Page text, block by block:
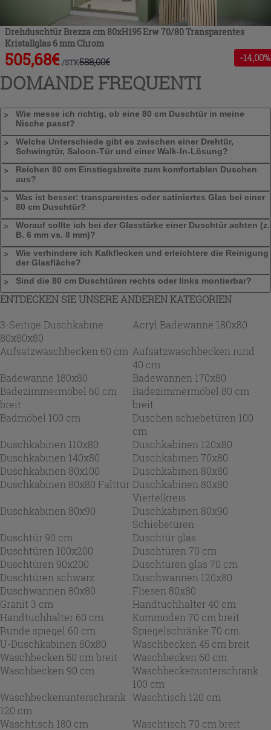
Drehduschtür Brezza cm 80xH195 Erw 70/80 Transparentes
Kristallglas 6 mm Chrom
505,68€ /STK588,00€ -14,00%
DOMANDE FREQUENTI
Wie messe ich richtig, ob eine 80 cm Duschtür in meine
Nische passt?
Welche Unterschiede gibt es zwischen einer Drehtür,
Schwingtür, Saloon-Tür und einer Walk-In-Lösung?
Reichen 80 cm Einstiegsbreite zum komfortablen Duschen
aus?
Was ist besser: transparentes oder satiniertes Glas bei einer
80 cm Duschtür?
Worauf sollte ich bei der Glasstärke einer Duschtür achten (z.
B. 6 mm vs. 8 mm)?
Wie verhindere ich Kalkflecken und erleichtere die Reinigung
der Glasfläche?
Sind die 80 cm Duschtüren rechts oder links montierbar?
ENTDECKEN SIE UNSERE ANDEREN KATEGORIEN
3-Seitige Duschkabine
80x80x80
Acryl Badewanne 180x80
Aufsatzwaschbecken 60 cm Aufsatzwaschbecken rund
40 cm
Badewanne 180x80
Badewannen 170x80
Badezimmermöbel 60 cm
breit
Badezimmermöbel 80 cm
breit
Badmöbel 100 cm
Duschen schiebetüren 100
cm
Duschkabinen 110x80
Duschkabinen 120x80
Duschkabinen 140x80
Duschkabinen 70x80
Duschkabinen 80x100
Duschkabinen 80x80
Duschkabinen 80x80 Falttür Duschkabinen 80x80
Viertelkreis
Duschkabinen 80x90
Duschkabinen 80x90
Schiebetüren
Duschtür 90 cm
Duschtür glas
Duschtüren 100x200
Duschtüren 70 cm
Duschtüren 90x200
Duschtüren glas 70 cm
Duschtüren schwarz
Duschwannen 120x80
Duschwannen 80x80
Fliesen 80x80
Granit 3 cm
Handtuchhalter 40 cm
Handtuchhalter 60 cm
Kommoden 70 cm breit
Runde spiegel 60 cm
Spiegelschränke 70 cm
U-Duschkabinen 80x80
Waschbecken 45 cm breit
Waschbecken 50 cm breit
Waschbecken 60 cm
Waschbecken 90 cm
Waschbeckenunterschrank
100 cm
Waschbeckenunterschrank
120 cm
Waschtisch 120 cm
Waschtisch 180 cm
Waschtisch 70 cm breit